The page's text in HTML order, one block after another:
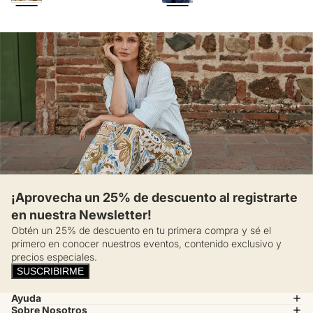
¡Aprovecha un 25% de descuento al registrarte
en nuestra Newsletter!
Obtén un 25% de descuento en tu primera compra y sé el
primero en conocer nuestros eventos, contenido exclusivo y
precios especiales.
SUSCRIBIRME
Ayuda
Sobre Nosotros